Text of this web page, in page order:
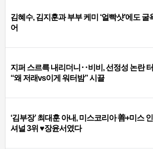
김혜수, 김지훈과 부부 케미 ‘얼빡샷’에도 굴
어
지퍼 스르륵 내리더니‥비비, 선정성 논란
“왜 저래vs이게 워터밤” 시끌
‘김부장’ 최대훈 아내, 미스코리아 善+미스
셔널 3위 ♥장윤서였다